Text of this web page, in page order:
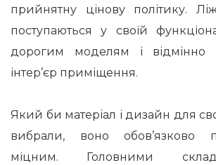
прийнятну цінову політику.
поступаються у своїй
дорогим моделям і відмінно
інтер’єр приміщення.
Який би матеріал і дизайн для
вибрали, воно обов’язково
міцним. Головними